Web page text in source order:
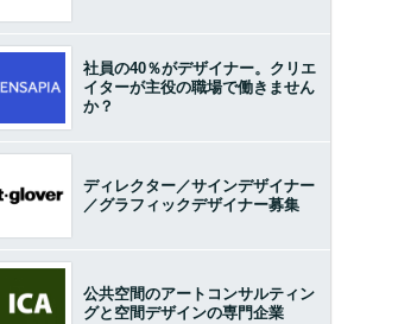
社員の40％がデザイナー。クリエ
イターが主役の職場で働きません
か？
ディレクター／サインデザイナー
／グラフィックデザイナー募集
公共空間のアートコンサルティン
グと空間デザインの専門企業